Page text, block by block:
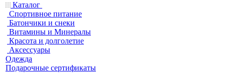
Каталог
Спортивное питание
Батончики и снеки
Витамины и Минералы
Красота и долголетие
Аксессуары
Одежда
Подарочные сертификаты